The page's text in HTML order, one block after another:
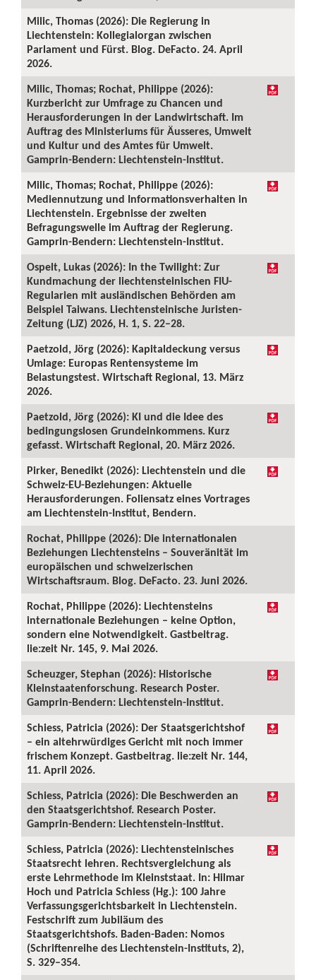
Milic, Thomas (2026): Die Regierung in
Liechtenstein: Kollegialorgan zwischen
Parlament und Fürst. Blog. DeFacto. 24. April
2026.
Milic, Thomas; Rochat, Philippe (2026):
Kurzbericht zur Umfrage zu Chancen und
Herausforderungen in der Landwirtschaft. Im
Auftrag des Ministeriums für Äusseres, Umwelt
und Kultur und des Amtes für Umwelt.
Gamprin-Bendern: Liechtenstein-Institut.
Milic, Thomas; Rochat, Philippe (2026):
Mediennutzung und Informationsverhalten in
Liechtenstein. Ergebnisse der zweiten
Befragungswelle im Auftrag der Regierung.
Gamprin-Bendern: Liechtenstein-Institut.
Ospelt, Lukas (2026): In the Twilight: Zur
Kundmachung der liechtensteinischen FIU-
Regularien mit ausländischen Behörden am
Beispiel Taiwans. Liechtensteinische Juristen-
Zeitung (LJZ) 2026, H. 1, S. 22–28.
Paetzold, Jörg (2026): Kapitaldeckung versus
Umlage: Europas Rentensysteme im
Belastungstest. Wirtschaft Regional, 13. März
2026.
Paetzold, Jörg (2026): KI und die Idee des
bedingungslosen Grundeinkommens. Kurz
gefasst. Wirtschaft Regional, 20. März 2026.
Pirker, Benedikt (2026): Liechtenstein und die
Schweiz-EU-Beziehungen: Aktuelle
Herausforderungen. Foliensatz eines Vortrages
am Liechtenstein-Institut, Bendern.
Rochat, Philippe (2026): Die internationalen
Beziehungen Liechtensteins – Souveränität im
europäischen und schweizerischen
Wirtschaftsraum. Blog. DeFacto. 23. Juni 2026.
Rochat, Philippe (2026): Liechtensteins
internationale Beziehungen – keine Option,
sondern eine Notwendigkeit. Gastbeitrag.
lie:zeit Nr. 145, 9. Mai 2026.
Scheuzger, Stephan (2026): Historische
Kleinstaatenforschung. Research Poster.
Gamprin-Bendern: Liechtenstein-Institut.
Schiess, Patricia (2026): Der Staatsgerichtshof
– ein altehrwürdiges Gericht mit noch immer
frischem Konzept. Gastbeitrag. lie:zeit Nr. 144,
11. April 2026.
Schiess, Patricia (2026): Die Beschwerden an
den Staatsgerichtshof. Research Poster.
Gamprin-Bendern: Liechtenstein-Institut.
Schiess, Patricia (2026): Liechtensteinisches
Staatsrecht lehren. Rechtsvergleichung als
erste Lehrmethode im Kleinststaat. In: Hilmar
Hoch und Patricia Schiess (Hg.): 100 Jahre
Verfassungsgerichtsbarkeit in Liechtenstein.
Festschrift zum Jubiläum des
Staatsgerichtshofs. Baden-Baden: Nomos
(Schriftenreihe des Liechtenstein-Instituts, 2),
S. 329–354.